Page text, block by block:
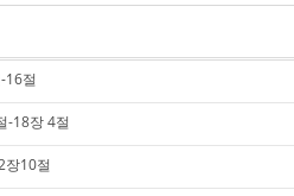
16절
-18장 4절
장10절